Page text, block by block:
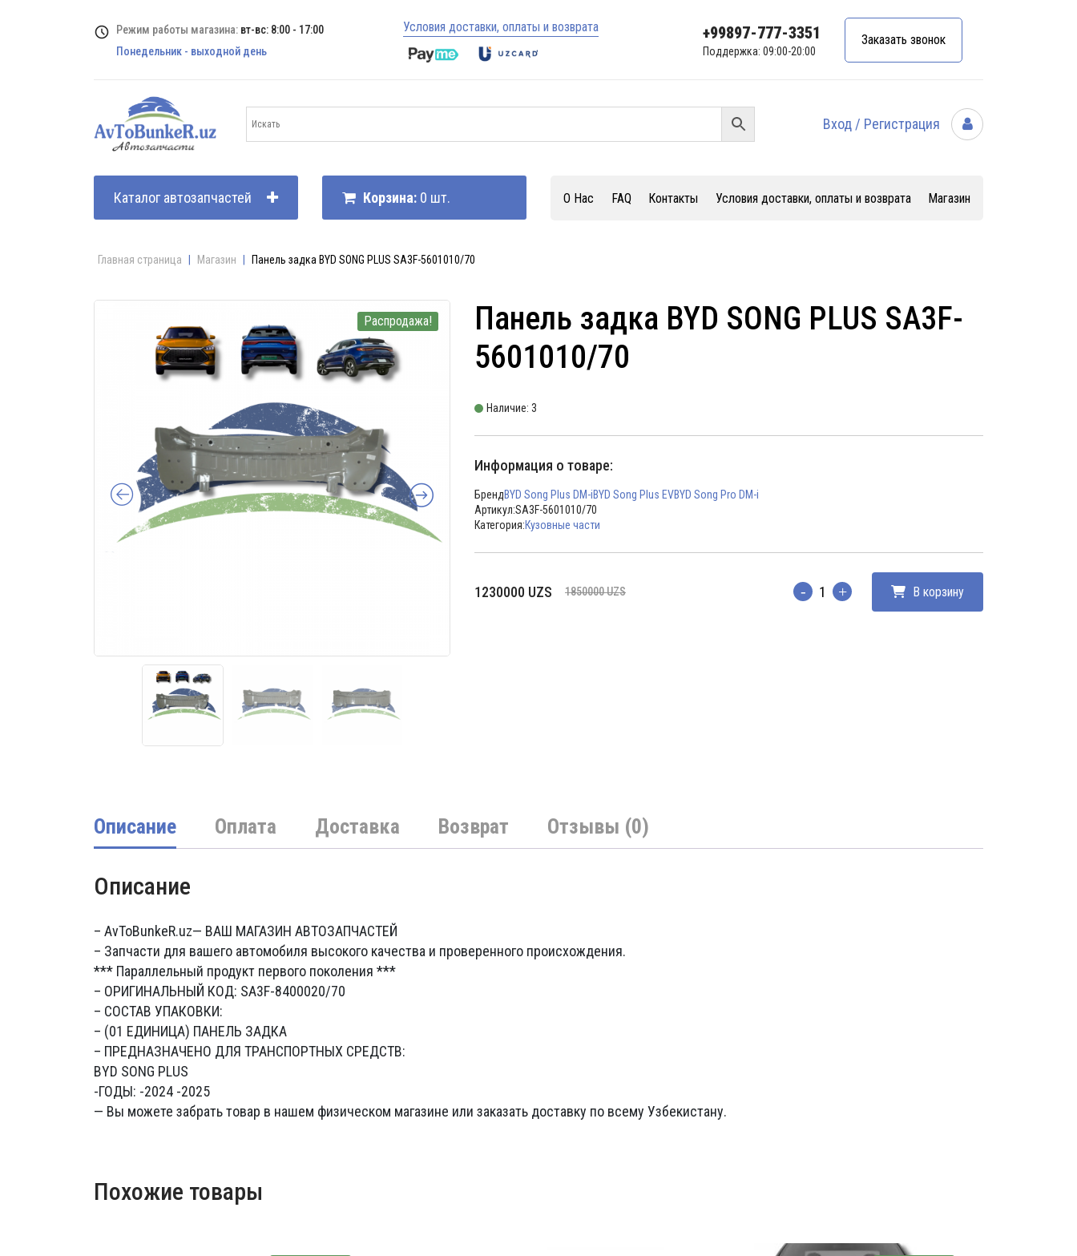
Режим работы магазина: вт-вс: 8:00 - 17:00
Понедельник - выходной день
Условия доставки, оплаты и возврата +99897-777-3351
Поддержка: 09:00-20:00
Заказать звонок
Вход / Регистрация
Каталог автозапчастей Корзина: 0 шт. О Нас FAQ Контакты Условия доставки, оплаты и возврата Магазин
Главная страница Магазин Панель задка BYD SONG PLUS SA3F-5601010/70
Распродажа!
Панель задка BYD SONG PLUS SA3F-
5601010/70
Наличие: 3
Информация о товаре:
БрендBYD Song Plus DM-iBYD Song Plus EVBYD Song Pro DM-i
Артикул:SA3F-5601010/70
Категория:Кузовные части
1850000UZS
Первоначальная
1230000 UZS
Текущая
Количество В корзину
Описание Оплата Доставка Возврат Отзывы (0)
Описание
– AvToBunkeR.uz— ВАШ МАГАЗИН АВТОЗАПЧАСТЕЙ
– Запчасти для вашего автомобиля высокого качества и проверенного происхождения.
*** Параллельный продукт первого поколения ***
– ОРИГИНАЛЬНЫЙ КОД: SA3F-8400020/70
– СОСТАВ УПАКОВКИ:
– (01 ЕДИНИЦА) ПАНЕЛЬ ЗАДКА
– ПРЕДНАЗНАЧЕНО ДЛЯ ТРАНСПОРТНЫХ СРЕДСТВ:
BYD SONG PLUS
-ГОДЫ: -2024 -2025
— Вы можете забрать товар в нашем физическом магазине или заказать доставку по всему Узбекистану.
Похожие товары